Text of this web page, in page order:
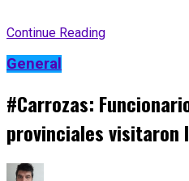
Continue Reading
General
#Carrozas:
provinciales visitaron